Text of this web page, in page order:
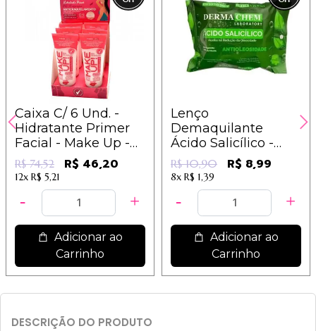
Caixa C/ 6 Und. -
Hidratante Primer
Facial - Make Up -
Dermachem
R$ 74,52 R$ 46,20
12x R$ 5,21
Adicionar ao
Carrinho
Lenço
Demaquilante
Ácido Salicílico -
Dermachem
R$ 10,90 R$ 8,99
8x R$ 1,39
Adicionar ao
Carrinho
DESCRIÇÃO DO PRODUTO